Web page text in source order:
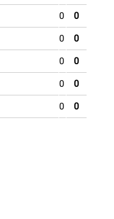
0 0
0 0
0 0
0 0
0 0